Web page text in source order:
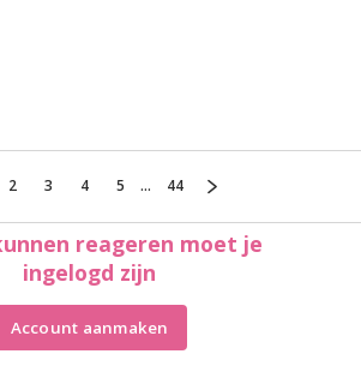
2 3 4 5 ... 44
reageren moet je
ingelogd zijn
Account aanmaken